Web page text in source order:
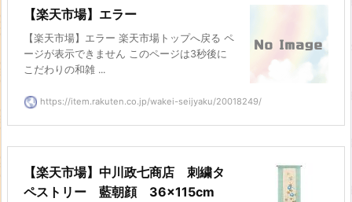
【楽天市場】エラー
【楽天市場】エラー 楽天市場トップへ戻る ペ
ージが表示できません このページは3秒後に
こだわりの和雑 ...
https://item.rakuten.co.jp/wakei-seijyaku/20018249/
【楽天市場】中川政七商店 刺繍タ
ペストリー 藍朝顔 36×115cm